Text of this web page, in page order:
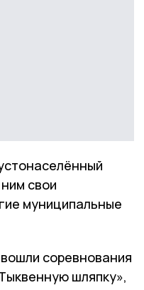
свои
муниципальные
соревнования
шляпку»,